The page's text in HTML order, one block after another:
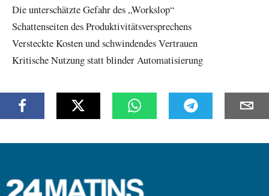
Die unterschätzte Gefahr des „Workslop“
Schattenseiten des Produktivitätsversprechens
Versteckte Kosten und schwindendes Vertrauen
Kritische Nutzung statt blinder Automatisierung